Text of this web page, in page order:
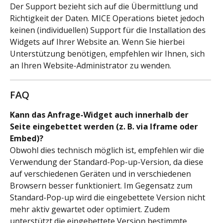
Der Support bezieht sich auf die Übermittlung und
Richtigkeit der Daten. MICE Operations bietet jedoch
keinen (individuellen) Support für die Installation des
Widgets auf Ihrer Website an. Wenn Sie hierbei
Unterstützung benötigen, empfehlen wir Ihnen, sich
an Ihren Website-Administrator zu wenden.
FAQ
Kann das Anfrage-Widget auch innerhalb der
Seite eingebettet werden (z. B. via Iframe oder
Embed)?
Obwohl dies technisch möglich ist, empfehlen wir die
Verwendung der Standard-Pop-up-Version, da diese
auf verschiedenen Geräten und in verschiedenen
Browsern besser funktioniert. Im Gegensatz zum
Standard-Pop-up wird die eingebettete Version nicht
mehr aktiv gewartet oder optimiert. Zudem